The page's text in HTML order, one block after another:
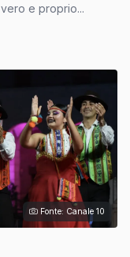
e proprio...
Fonte: Canale 10